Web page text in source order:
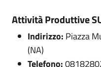
Attività Produttive
Indirizzo: Piazza
(NA)
Telefono: